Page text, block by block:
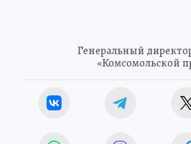
Генеральный
«Комсомольской